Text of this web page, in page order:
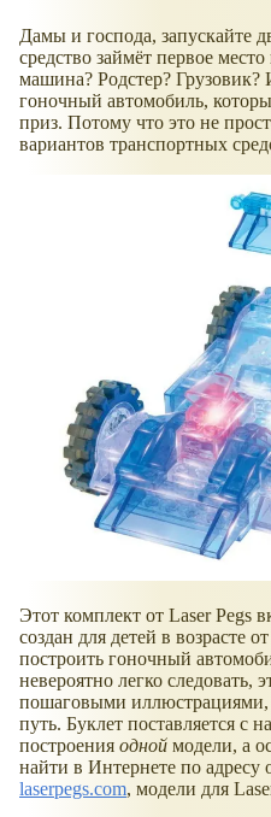
Дамы и господа, запускайте
средство займёт первое
машина? Родстер?
гоночный автомобиль,
приз. Потому что это не
вариантов транспортных
Этот комплект от Laser Pegs
создан для детей в возрасте
построить гоночный
невероятно легко следовать,
пошаговыми
путь. Буклет поставляется с
построения одной модели, а
найти в Интернете по адресу
laserpegs.com, модели для